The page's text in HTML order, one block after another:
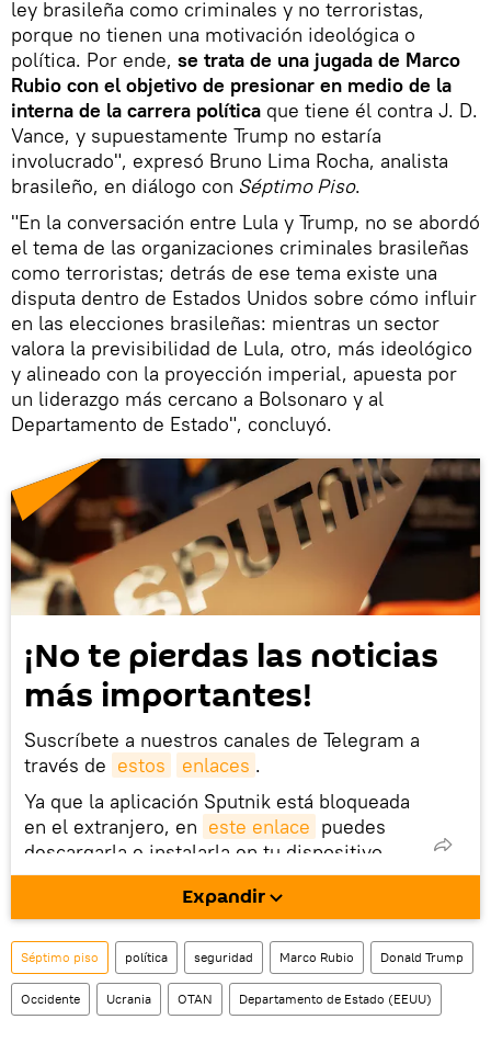
ley brasileña como criminales y no terroristas,
porque no tienen una motivación ideológica o
política. Por ende, se trata de una jugada de Marco
Rubio con el objetivo de presionar en medio de la
interna de la carrera política que tiene él contra J. D.
Vance, y supuestamente Trump no estaría
involucrado", expresó Bruno Lima Rocha, analista
brasileño, en diálogo con Séptimo Piso.
"En la conversación entre Lula y Trump, no se abordó
el tema de las organizaciones criminales brasileñas
como terroristas; detrás de ese tema existe una
disputa dentro de Estados Unidos sobre cómo influir
en las elecciones brasileñas: mientras un sector
valora la previsibilidad de Lula, otro, más ideológico
y alineado con la proyección imperial, apuesta por
un liderazgo más cercano a Bolsonaro y al
Departamento de Estado", concluyó.
¡No te pierdas las noticias
más importantes!
Suscríbete a nuestros canales de Telegram a
través de estos enlaces .
Ya que la aplicación Sputnik está bloqueada
en el extranjero, en este enlace puedes
descargarla e instalarla en tu dispositivo
móvil (¡solo para Android!).
Expandir
Séptimo piso política seguridad Marco Rubio Donald Trump
Occidente Ucrania OTAN Departamento de Estado (EEUU)